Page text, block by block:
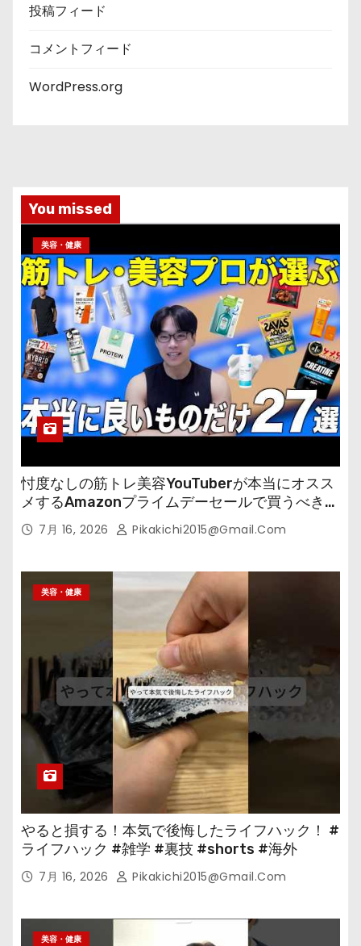
投稿フィード
コメントフィード
WordPress.org
You missed
美容・健康
忖度なしの筋トレ美容YouTuberが本当にオスス
メするAmazonプライムデーセールで買うべきも
の 7月 16, 2026 Pikakichi2015@gmail.com
美容・健康
やると損する！本気で後悔したライフハック！ #
ライフハック #雑学 #裏技 #shorts #海外
7月 16, 2026 Pikakichi2015@gmail.com
美容・健康